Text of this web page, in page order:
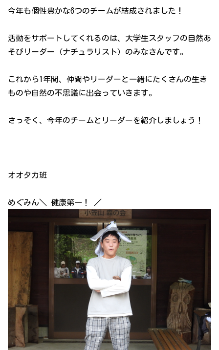
今年も個性豊かな6つのチームが結成されました！
活動をサポートしてくれるのは、大学生スタッフの自然あ
そびリーダー（ナチュラリスト）のみなさんです。
これから1年間、仲間やリーダーと一緒にたくさんの生き
ものや自然の不思議に出会っていきます。
さっそく、今年のチームとリーダーを紹介しましょう！
オオタカ班
めぐみん＼ 健康第一！ ／